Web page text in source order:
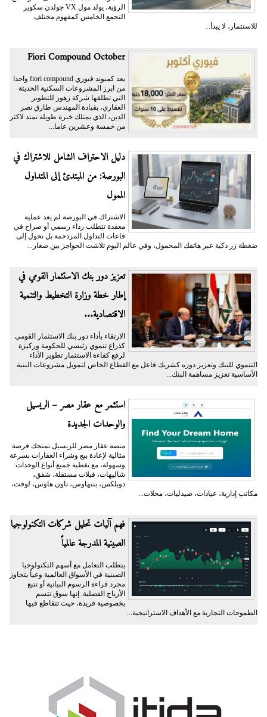
الرؤية، يولد مول VX جولدن سكوير
التجمع الخامس كمفهوم مختلف
للاستثمار، لا يبدأ...
Fiori Compound October
يعد كمبوند فيوري fiori compound واحدا
من ابرز المشروعات السكنية الحديثة
التي تطلقها شركة زهور للتطوير
العقاري، بقيادة المهندس طارق نصر
الدين، الذي يمتلك خبرة طويلة تمتد لاكثر
من خمسة وعشرين عاما...
دليل الاحتراف الشامل للاشتراك في
البورصة: من المبتدئ إلى المتداول
الممول
الاشتراك في البورصة لم يعد عملية
معقدة تتطلب رداء رسمي أو صراخ في
قاعات التداول المزدحمة بل تحول إلى
ضغطة زر ذكية عبر هاتفك المحمول، وفي عالم اليوم تلاشت الحواجز بين صغار...
تعزيز دور بنك الاستثمار القومي في
إطار خطة وزارة التخطيط والتنمية
الاقتصادية...
الارتقاء بأداء دور بنك الاستثمار القومي
كذراع تنموي رئيسي للحكومة وركيزة
لرفع كفاءة الاستثمار تطوير الأداء
التنموي للبنك وتعزيز دوره كشريك فاعل مع القطاع الخاص لتمويل مشروعات البنية
الأساسية تعزيز مساهمة البنك...
استثمر مع عقار مصر – الريسيل
والوحدات الجديدة
منصة عقار مصر للريسيل تمنحك فرصة
مثالية لإعادة بيع وشراء العقارات بسرعة
وسهولة، مع تغطية جميع أنواع الوحدات:
شاليهات، فيلات مستقلة، شقق،
دوبلكس، بنتهاوس، تاون هاوس، لوفت،
مكاتب إدارية، عيادات، صيدليات، محلات...
فهم آليات تحليل شركات التكنولوجيا
الصينية المدرجة عالمياً
يتطلب التعامل مع أسهم التكنولوجيا
الصينية في الأسواق العالمية وعياً يتجاوز
مجرد قراءة الرسوم البيانية أو تتبع
الأرباح الفصلية. إنها سوق تتسم
بخصوصية فريدة، حيث تتقاطع فيها
الطموحات التجارية مع الأهداف الاستراتيجية...